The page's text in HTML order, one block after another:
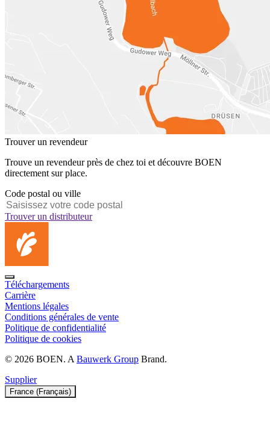
Trouver un revendeur
Trouve un revendeur près de chez toi et découvre BOEN
directement sur place.
Code postal ou ville
Trouver un distributeur
Téléchargements
Carrière
Mentions légales
Conditions générales de vente
Politique de confidentialité
Politique de cookies
© 2026 BOEN. A Bauwerk Group Brand.
Supplier
France (Français)